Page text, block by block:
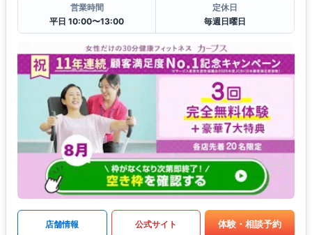
営業時間
平日 10:00〜13:00
定休日
毎週日曜日
店舗情報 公式サイト 体験・相談予約